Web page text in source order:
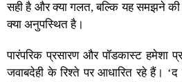
सही है और क्या गलत, बल्कि यह समझने की
क्या अनुपस्थित है।
पारंपरिक प्रसारण और पॉडकास्ट हमेशा
जवाबदेही के रिश्ते पर आधारित रहे हैं।